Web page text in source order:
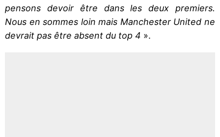
pensons devoir être dans les deux premiers.
Nous en sommes loin mais Manchester United ne
devrait pas être absent du top 4 ».